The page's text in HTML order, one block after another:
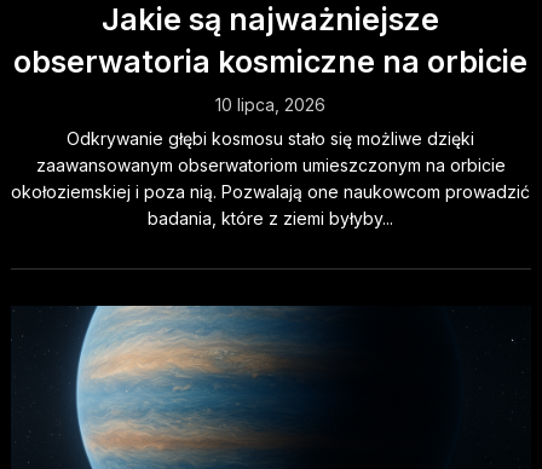
Jakie są najważniejsze
obserwatoria kosmiczne na orbicie
10 lipca, 2026
Odkrywanie głębi kosmosu stało się możliwe dzięki
zaawansowanym obserwatoriom umieszczonym na orbicie
okołoziemskiej i poza nią. Pozwalają one naukowcom prowadzić
badania, które z ziemi byłyby...